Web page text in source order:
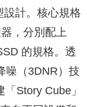
設計。核心規格
，分別配上
的規格。透
噪（3DNR）技
Story Cube」